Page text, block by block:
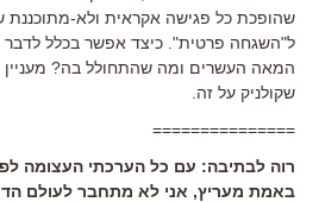
שהופכת כל פגישה אקראית ולא-מתוכננת
ל"השגחה פרטית". כיצד אפשר בכלל
המאה העשרים ומה שהתחולל בה? מעניין
שקולניק על זה.
===============
רוה לבתיבה: עם כל הערכתי העצומה
באמת מעריץ, אני לא מתחבר לעולם